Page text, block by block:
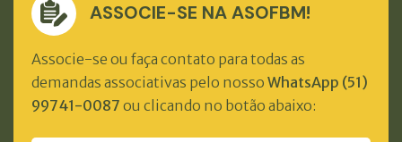
ASSOCIE-SE NA ASOFBM!
Associe-se ou faça contato para todas as
demandas associativas pelo nosso WhatsApp (51)
99741-0087 ou clicando no botão abaixo: